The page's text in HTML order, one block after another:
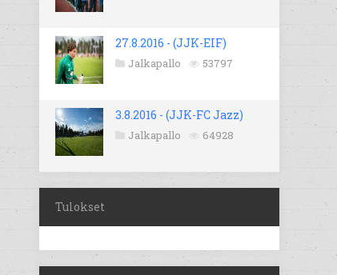
27.8.2016 - (JJK-EIF)
Jalkapallo 53797
3.8.2016 - (JJK-FC Jazz)
Jalkapallo 64928
Tulokset